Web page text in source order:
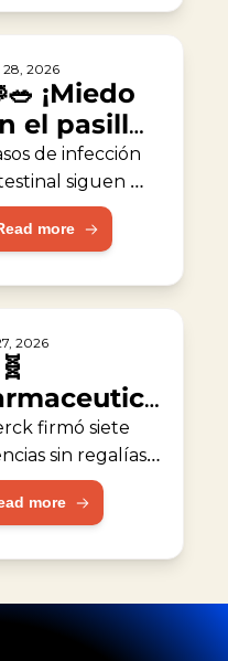
28, 2026
¡Miedo
el pasillo
de infección
siguen
los en
UU.more
2026
contra
firmó siete
sin regalías
fabricantes de
e India.
more